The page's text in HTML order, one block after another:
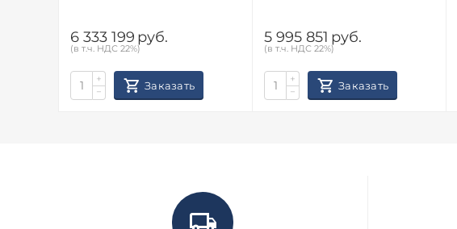
6 333 199 руб.
(в т.ч. НДС 22%)
+
−
Заказать
5 995 851 руб.
(в т.ч. НДС 22%)
+
−
Заказать